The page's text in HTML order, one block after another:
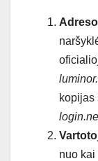
kopijas
nuo kai